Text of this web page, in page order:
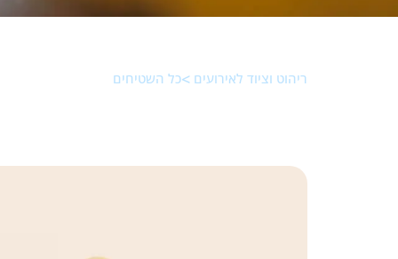
ריהוט וציוד לאירועים >כל השטיחים